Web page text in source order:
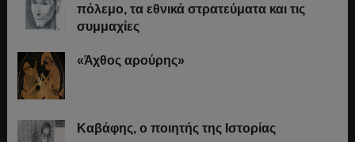
πόλεμο, τα εθνικά στρατεύματα και τις
συμμαχίες
«Άχθος αρούρης»
Καβάφης, ο ποιητής της Ιστορίας